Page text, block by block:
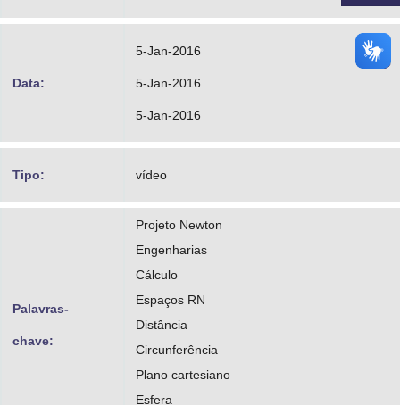
Data:
5-Jan-2016
5-Jan-2016
5-Jan-2016
Tipo: vídeo
Palavras-
chave:
Projeto Newton
Engenharias
Cálculo
Espaços RN
Distância
Circunferência
Plano cartesiano
Esfera